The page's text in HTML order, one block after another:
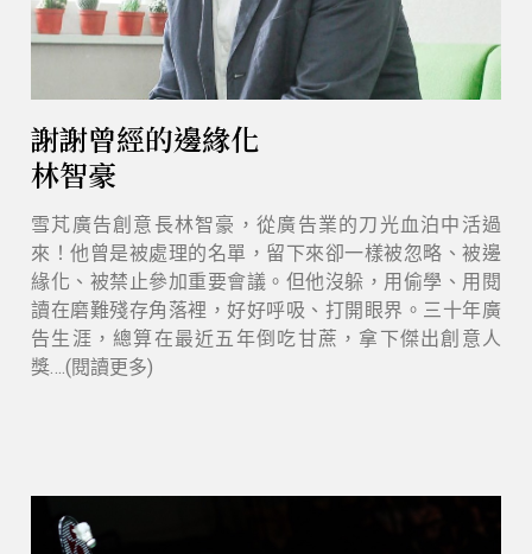
謝謝曾經的邊緣化
林智豪
雪芃廣告創意長林智豪，從廣告業的刀光血泊中活過
來！他曾是被處理的名單，留下來卻一樣被忽略、被邊
緣化、被禁止參加重要會議。但他沒躲，用偷學、用閱
讀在磨難殘存角落裡，好好呼吸、打開眼界。三十年廣
告生涯，總算在最近五年倒吃甘蔗，拿下傑出創意人
獎….(閱讀更多)